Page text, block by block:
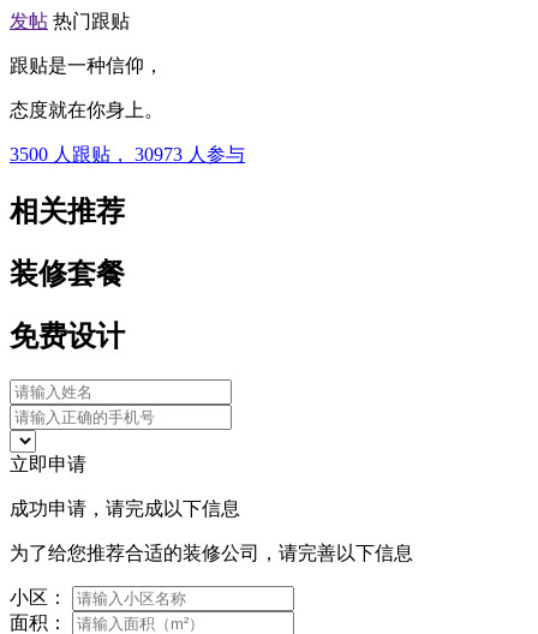
发帖 热门跟贴
跟贴是一种信仰，
态度就在你身上。
3500 人跟贴， 30973 人参与
相关推荐
装修套餐
免费设计
立即申请
成功申请，请完成以下信息
为了给您推荐合适的装修公司，请完善以下信息
小区：
面积：